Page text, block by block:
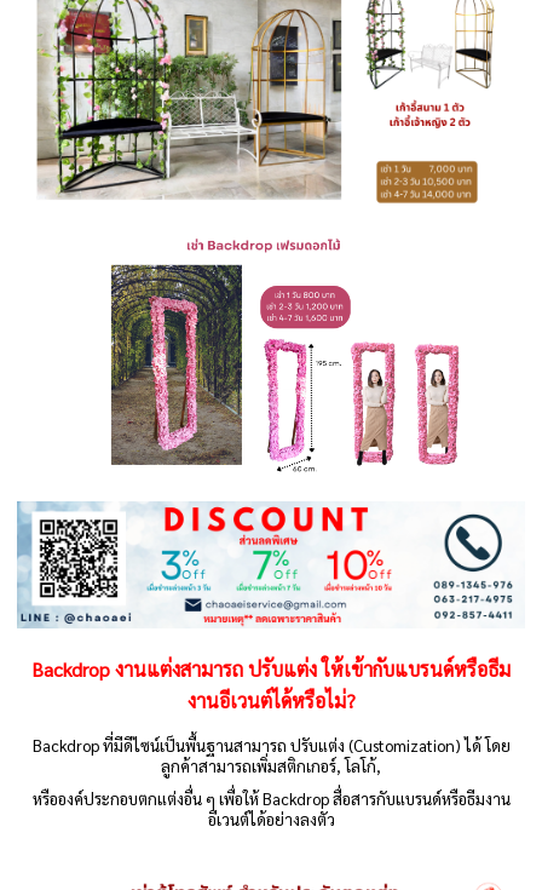
Backdrop งานแต่งสามารถ ปรับแต่ง ให้เข้ากับแบรนด์หรือธีม
งานอีเวนต์ได้หรือไม่?
Backdrop ที่มีดีไซน์เป็นพื้นฐานสามารถ ปรับแต่ง (Customization) ได้ โดย
ลูกค้าสามารถเพิ่มสติกเกอร์, โลโก้,
หรือองค์ประกอบตกแต่งอื่น ๆ เพื่อให้ Backdrop สื่อสารกับแบรนด์หรือธีมงาน
อีเวนต์ได้อย่างลงตัว